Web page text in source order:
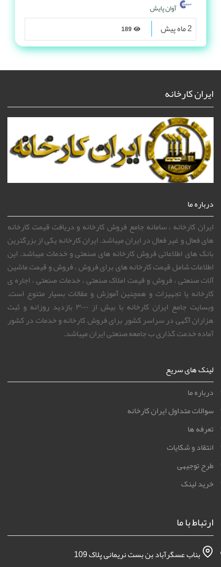
آوان پایش
2 ماه پیش
ایران کارخانه
درباره ما
ایران کارخانه ، سامانه جامع فروش کارخانه و دریافت قیمت کارخانه
های فعال و غیر فعال در ایران میباشد. ایران کارخانه یکی از بزرگترین
بانک های اطلاعاتی فروش کارخانه های صنعتی و خدمات میباشد. این
اطلاعات شامل قیمت کارخانه های برای فروش ، فروش و قیمت ماشین
آلات صنعتی ، فروش و قیمت املاک صنعتی ، خدمات صنعتی ، اجاره ی
کارخانه یا تجهیزات و همچنین آموزش و مقالات بسیار متنوع است.
وبسایت جامع ایران کارخانه با بیش از ۳۰۰۰ بازدید روزانه و ثبت
هزاران آگهی در سراسر کشور برای فروش کارخانه و خدمات در کشور
آماده خدمت گذاری ب جامعه صنعتی ایران میباشد.
لینک های سریع
درباره ما
سوالات متداول ایران کارخانه
تعرفه ها
انتقاد و شکایات
طرح توجیهی
خرید لینک
ارتباط با ما
بناب عسگرآباد بن بست نریمانی پلاک 109